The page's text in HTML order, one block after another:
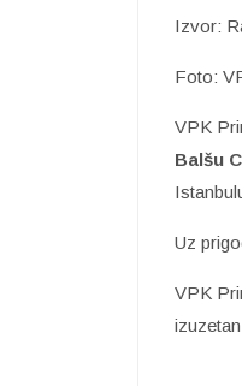
Izvor:
Foto:
VPK
Balšu
Uz
VPK